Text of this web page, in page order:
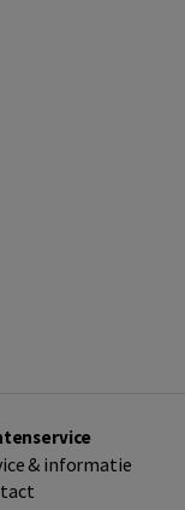
& informatie